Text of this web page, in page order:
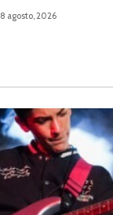
8 agosto, 2026